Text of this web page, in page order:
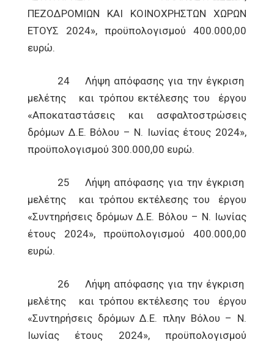
ΠΕΖΟΔΡΟΜΙΩΝ ΚΑΙ ΚΟΙΝΟΧΡΗΣΤΩΝ ΧΩΡΩΝ
ΕΤΟΥΣ 2024», προϋπολογισμού 400.000,00
ευρώ.
24 Λήψη απόφασης για την έγκριση
μελέτης και τρόπου εκτέλεσης του έργου
«Αποκαταστάσεις και ασφαλτοστρώσεις
δρόμων Δ.Ε. Βόλου – Ν. Ιωνίας έτους 2024»,
προϋπολογισμού 300.000,00 ευρώ.
25 Λήψη απόφασης για την έγκριση
μελέτης και τρόπου εκτέλεσης του έργου
«Συντηρήσεις δρόμων Δ.Ε. Βόλου – Ν. Ιωνίας
έτους 2024», προϋπολογισμού 400.000,00
ευρώ.
26 Λήψη απόφασης για την έγκριση
μελέτης και τρόπου εκτέλεσης του έργου
«Συντηρήσεις δρόμων Δ.Ε. πλην Βόλου – Ν.
Ιωνίας έτους 2024», προϋπολογισμού